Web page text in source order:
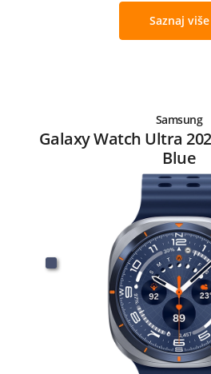
Saznaj više
Samsung
Galaxy Watch Ultra
Blue